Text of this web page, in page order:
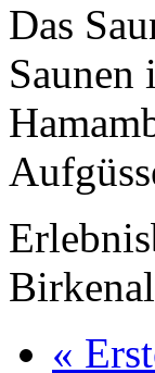
Das
Saunen
«